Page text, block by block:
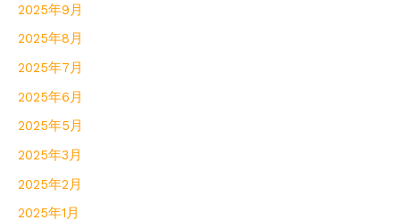
2025年9月
2025年8月
2025年7月
2025年6月
2025年5月
2025年3月
2025年2月
2025年1月